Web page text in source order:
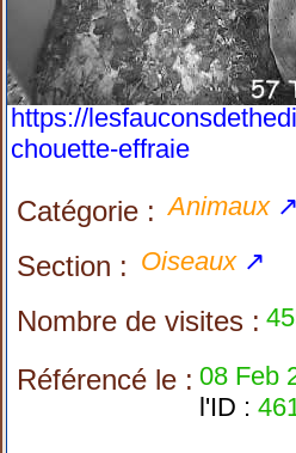
https://
chouette-effraie
Catégorie : Animaux↗
Section : Oiseaux↗
Nombre de visites :
Référencé le : 08 Feb
l'ID :